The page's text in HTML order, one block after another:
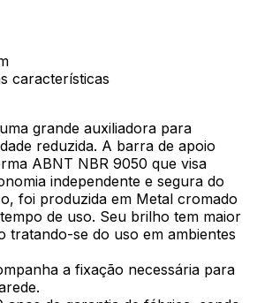
características
grande auxiliadora para
reduzida. A barra de apoio
ABNT NBR 9050 que visa
independente e segura do
foi produzida em Metal cromado
de uso. Seu brilho tem maior
tratando-se do uso em ambientes
a fixação necessária para